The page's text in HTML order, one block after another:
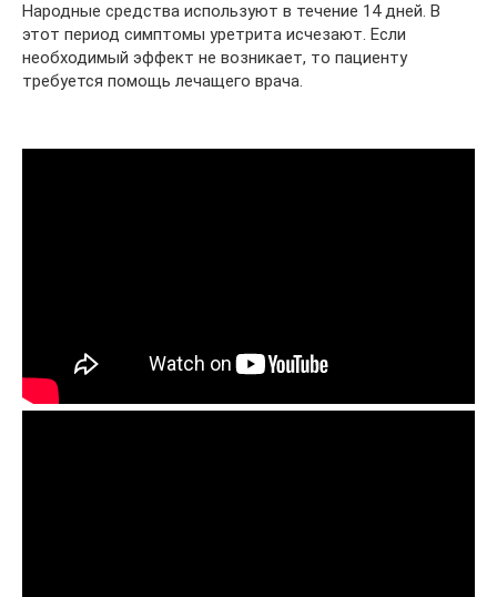
Народные средства используют в течение 14 дней. В
этот период симптомы уретрита исчезают. Если
необходимый эффект не возникает, то пациенту
требуется помощь лечащего врача.